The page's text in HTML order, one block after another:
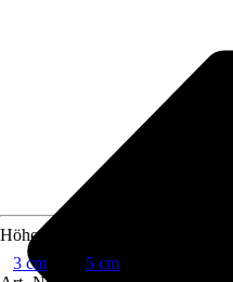
Höhe
3 cm
5 cm